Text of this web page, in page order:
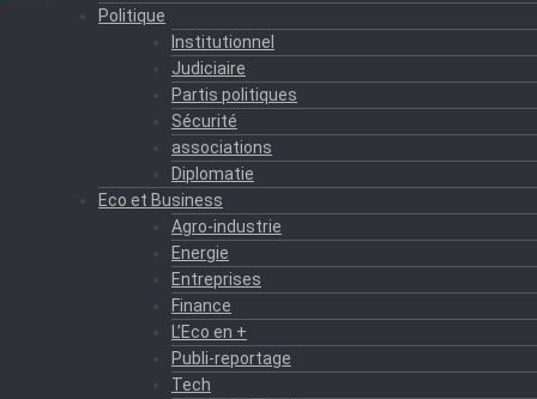
Politique
Institutionnel
Judiciaire
Partis politiques
Sécurité
associations
Diplomatie
Eco et Business
Agro-industrie
Energie
Entreprises
Finance
L’Eco en +
Publi-reportage
Tech